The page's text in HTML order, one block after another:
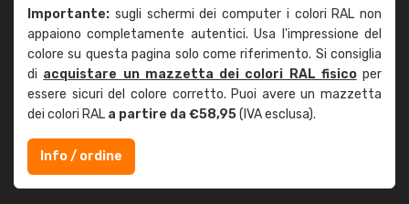
Importante: sugli schermi dei computer i colori RAL non
appaiono completamente autentici. Usa l'impressione del
colore su questa pagina solo come riferimento. Si consiglia
di acquistare un mazzetta dei colori RAL fisicoper
essere sicuri del colore corretto. Puoi avere un mazzetta
dei colori RAL a partire da €58,95(IVA esclusa).
Info / ordine